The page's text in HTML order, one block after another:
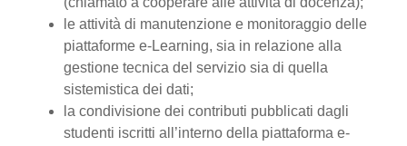
le attività di manutenzione e monitoraggio delle
piattaforme e-Learning, sia in relazione alla
gestione tecnica del servizio sia di quella
sistemistica dei dati;
la condivisione dei contributi pubblicati dagli
studenti iscritti all’interno della piattaforma e-